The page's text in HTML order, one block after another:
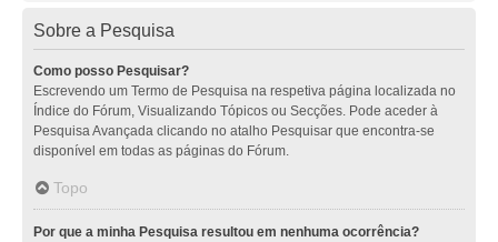
Sobre a Pesquisa
Como posso Pesquisar?
Escrevendo um Termo de Pesquisa na respetiva página localizada no
Índice do Fórum, Visualizando Tópicos ou Secções. Pode aceder à
Pesquisa Avançada clicando no atalho Pesquisar que encontra-se
disponível em todas as páginas do Fórum.
Topo
Por que a minha Pesquisa resultou em nenhuma ocorrência?